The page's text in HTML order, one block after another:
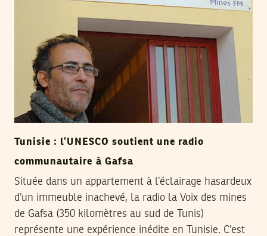
Tunisie : l’UNESCO soutient une radio
communautaire à Gafsa
Située dans un appartement à l’éclairage hasardeux
d’un immeuble inachevé, la radio la Voix des mines
de Gafsa (350 kilomètres au sud de Tunis)
représente une expérience inédite en Tunisie. C’est